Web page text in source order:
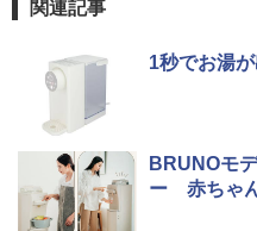
関連記事
1秒でお湯
BRUNOモ
ー 赤ちゃ